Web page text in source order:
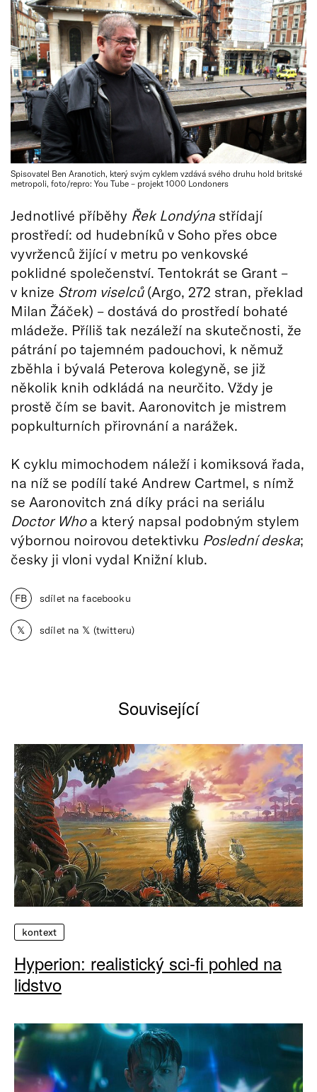
Spisovatel Ben Aranotich, který svým cyklem vzdává svého druhu hold britské
metropoli, foto/repro: You Tube – projekt 1000 Londoners
Jednotlivé příběhy Řek Londýna střídají
prostředí: od hudebníků v Soho přes obce
vyvrženců žijící v metru po venkovské
poklidné společenství. Tentokrát se Grant –
v knize Strom viselců(Argo, 272 stran, překlad
Milan Žáček) – dostává do prostředí bohaté
mládeže. Příliš tak nezáleží na skutečnosti, že
pátrání po tajemném padouchovi, k němuž
zběhla i bývalá Peterova kolegyně, se již
několik knih odkládá na neurčito. Vždy je
prostě čím se bavit. Aaronovitch je mistrem
popkulturních přirovnání a narážek.
K cyklu mimochodem náleží i komiksová řada,
na níž se podílí také Andrew Cartmel, s nímž
se Aaronovitch zná díky práci na seriálu
Doctor Whoa který napsal podobným stylem
výbornou noirovou detektivku Poslední deska;
česky ji vloni vydal Knižní klub.
FB sdílet na facebooku
𝕏 sdílet na 𝕏 (twitteru)
Související
kontext
Hyperion: realistický sci-fi pohled na
lidstvo